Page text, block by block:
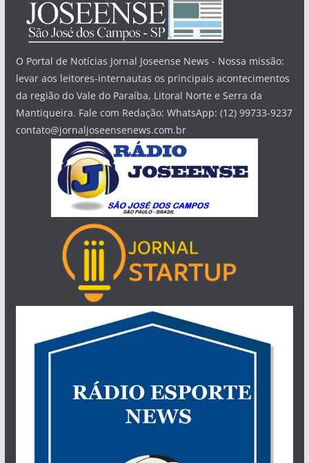
O Portal de Notícias Jornal Joseense News - Nossa missão:
levar aos leitores-internautas os principais acontecimentos
da região do Vale do Paraíba, Litoral Norte e Serra da
Mantiqueira. Fale com Redação: WhatsApp: (12) 99733-9237
contato@jornaljoseensenews.com.br